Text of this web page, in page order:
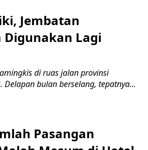
Jembatan
Digunakan Lagi
di ruas jalan provinsi
Delapan bulan berselang, tepatnya...
Pasangan